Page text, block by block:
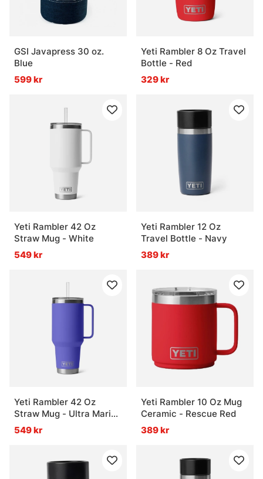
GSI Javapress 30 oz.
Blue
599 kr
Yeti Rambler 8 Oz Travel
Bottle - Red
329 kr
Yeti Rambler 42 Oz
Straw Mug - White
549 kr
Yeti Rambler 12 Oz
Travel Bottle - Navy
389 kr
Yeti Rambler 42 Oz
Straw Mug - Ultra Marine
Violet
549 kr
Yeti Rambler 10 Oz Mug
Ceramic - Rescue Red
389 kr